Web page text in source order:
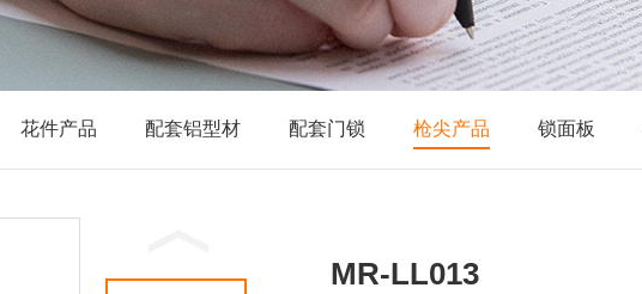
花件产品 配套铝型材 配套门锁 枪尖产品 锁面板
MR-LL013